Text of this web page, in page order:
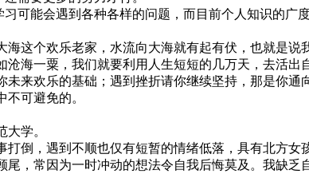
可能会遇到各种各样的问题，而目前个人知识的广
这个欢乐老家，水流向大海就有起有伏，也就是
海一粟，我们就要利用人生短短的几万天，去活
来欢乐的基础；遇到挫折请你继续坚持，那是你
可避免的。
学。
倒，遇到不顺也仅有短暂的情绪低落，具有北方
，常因为一时冲动的想法令自我后悔莫及。我缺